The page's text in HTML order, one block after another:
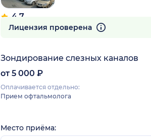
4.7
128 отзывов
Лицензия проверена
Зондирование слезных каналов
от 5 000 ₽
Оплачивается отдельно:
Прием офтальмолога
Место приёма: